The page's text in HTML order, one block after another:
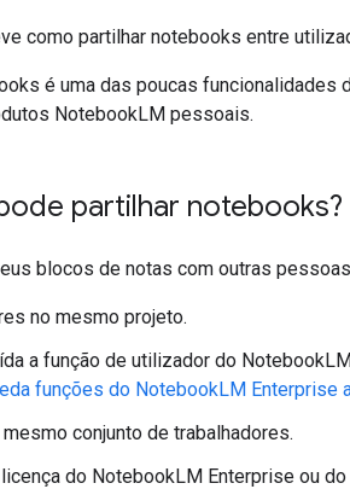
como partilhar notebooks entre
é uma das poucas
NotebookLM pessoais.
partilhar notebooks?
blocos de notas com outras
no mesmo projeto.
a função de utilizador do
funções do NotebookLM Enterprise
conjunto de trabalhadores.
do NotebookLM Enterprise ou do